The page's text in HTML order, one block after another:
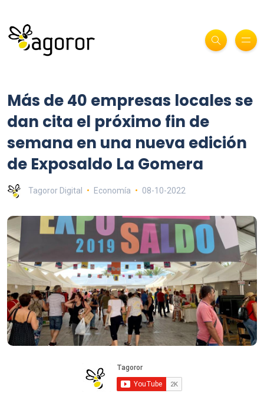
Más de 40 empresas locales se
dan cita el próximo fin de
semana en una nueva edición
de Exposaldo La Gomera
Tagoror Digital Economía 08-10-2022